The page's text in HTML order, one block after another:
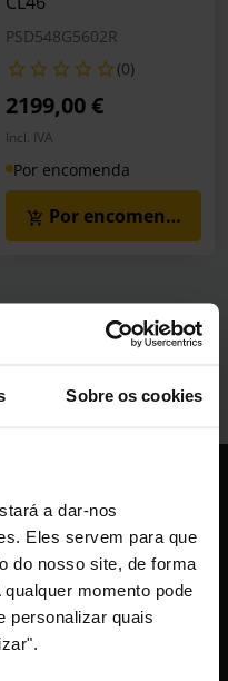
Sobre os cookies
a dar-nos
Eles servem para que
do nosso site, de forma
momento pode
personalizar quais
PSD548G5602R
(0)
2199,00 €
Incl. IVA
Por encomenda
Por encomenda